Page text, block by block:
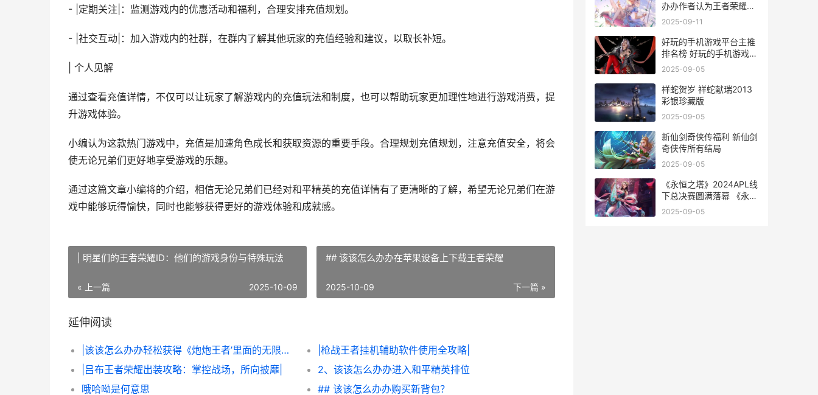
- |定期关注|：监测游戏内的优惠活动和福利，合理安排充值规划。
- |社交互动|：加入游戏内的社群，在群内了解其他玩家的充值经验和建议，以取长补短。
| 个人见解
通过查看充值详情，不仅可以让玩家了解游戏内的充值玩法和制度，也可以帮助玩家更加理性地进行游戏消费，提
升游戏体验。
小编认为这款热门游戏中，充值是加速角色成长和获取资源的重要手段。合理规划充值规划，注意充值安全，将会
使无论兄弟们更好地享受游戏的乐趣。
通过这篇文章小编将的介绍，相信无论兄弟们已经对和平精英的充值详情有了更清晰的了解，希望无论兄弟们在游
戏中能够玩得愉快，同时也能够获得更好的游戏体验和成就感。
| 明星们的王者荣耀ID：他们的游戏身份与特殊玩法
« 上一篇 2025-10-09
## 该该怎么办办在苹果设备上下载王者荣耀
下一篇 »
2025-10-09
延伸阅读
|该该怎么办办轻松获得《炮炮王者’里面的无限金币和星星|
|枪战王者挂机辅助软件使用全攻略|
|吕布王者荣耀出装攻略：掌控战场，所向披靡|
2、该该怎么办办进入和平精英排位
哦哈呦是何意思
## 该该怎么办办购买新背包？
办办作者认为王者荣耀这
个游戏里巧妙召回好友
2025-09-11
好玩的手机游戏平台主推
排名榜 好玩的手机游戏射
击游戏
2025-09-05
祥蛇贺岁 祥蛇献瑞2013
彩银珍藏版
2025-09-05
新仙剑奇侠传福利 新仙剑
奇侠传所有结局
2025-09-05
《永恒之塔》2024APL线
下总决赛圆满落幕 《永恒
之塔》2024APL赛事所有
2025-09-05